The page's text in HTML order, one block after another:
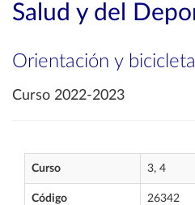
Salud y del
Orientación y
Curso 2022-2023
Curso 3, 4
Código 26342